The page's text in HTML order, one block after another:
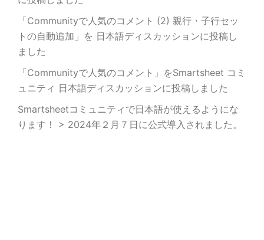
「Communityで人気のコメント (2) 親行・子行セッ
トの自動追加」を 日本語ディスカッションに投稿し
ました
「Communityで人気のコメント」をSmartsheet コミ
ュニティ 日本語ディスカッションに投稿しました
Smartsheetコミュニティで日本語が使えるようにな
ります！ > 2024年２月７日に公式導入されました。